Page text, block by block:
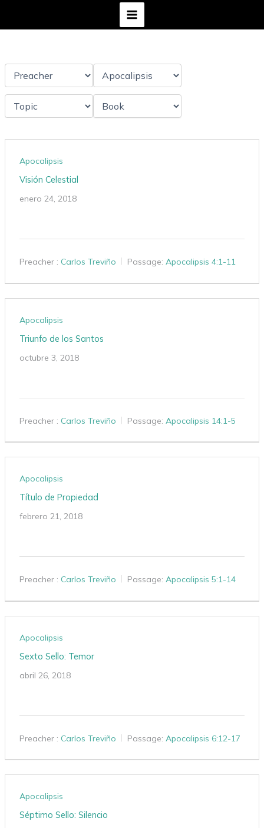
Apocalipsis
Visión Celestial
enero 24, 2018
Preacher : Carlos Treviño Passage: Apocalipsis 4:1-11
Apocalipsis
Triunfo de los Santos
octubre 3, 2018
Preacher : Carlos Treviño Passage: Apocalipsis 14:1-5
Apocalipsis
Título de Propiedad
febrero 21, 2018
Preacher : Carlos Treviño Passage: Apocalipsis 5:1-14
Apocalipsis
Sexto Sello: Temor
abril 26, 2018
Preacher : Carlos Treviño Passage: Apocalipsis 6:12-17
Apocalipsis
Séptimo Sello: Silencio